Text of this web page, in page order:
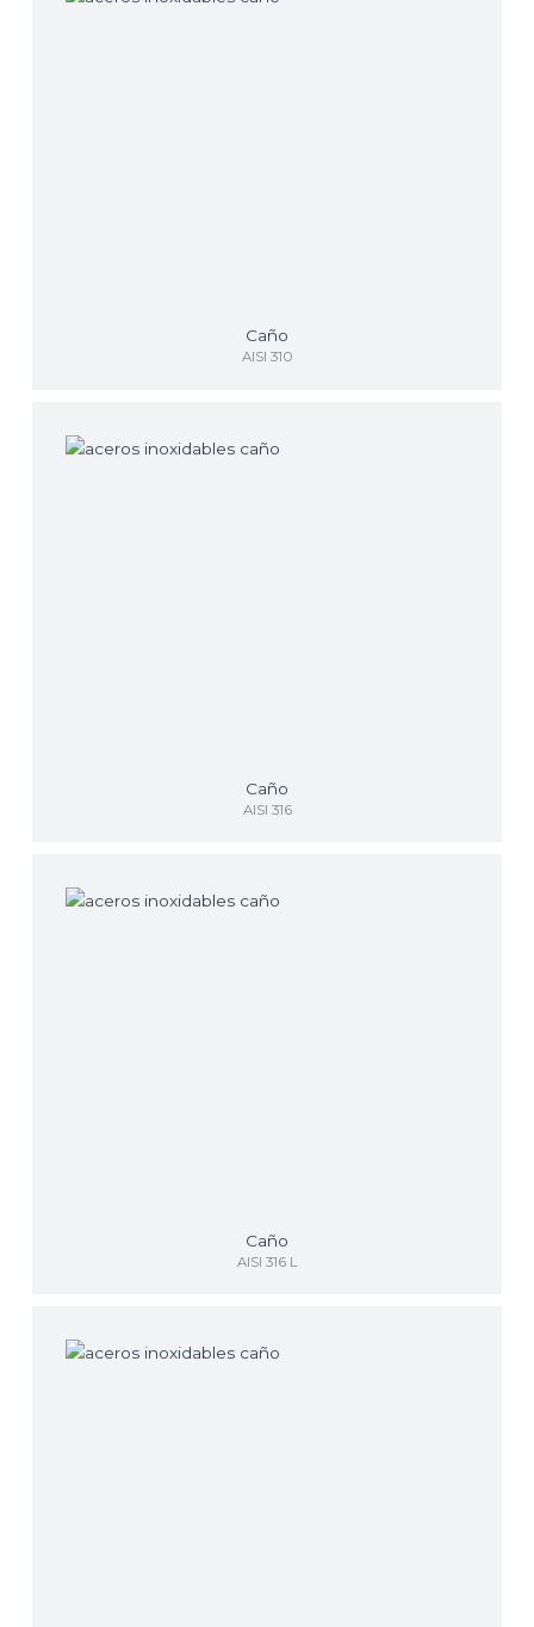
Caño
AISI 310
Caño
AISI 316
Caño
AISI 316 L